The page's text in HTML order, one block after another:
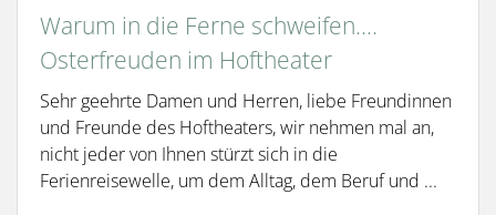
Warum in die Ferne schweifen....
Osterfreuden im Hoftheater
Sehr geehrte Damen und Herren, liebe Freundinnen
und Freunde des Hoftheaters, wir nehmen mal an,
nicht jeder von Ihnen stürzt sich in die
Ferienreisewelle, um dem Alltag, dem Beruf und ...